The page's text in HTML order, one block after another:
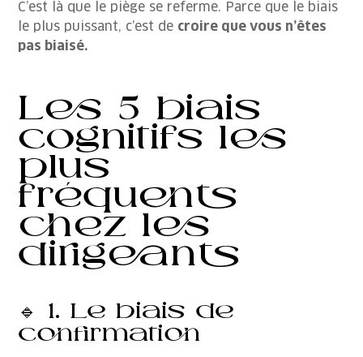
C’est là que le piège se referme. Parce que le biais
le plus puissant, c’est de croire que vous n’êtes
pas biaisé.
Les 5 biais
cognitifs les
plus
fréquents
chez les
dirigeants
🔹 1. Le biais de
confirmation